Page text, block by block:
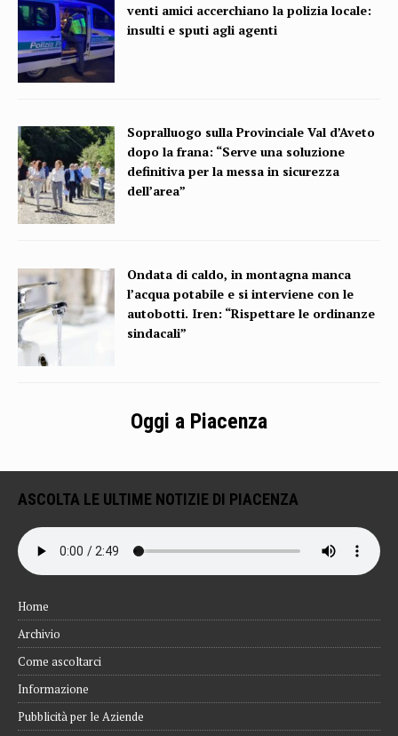
venti amici accerchiano la polizia locale:
insulti e sputi agli agenti
Sopralluogo sulla Provinciale Val d’Aveto
dopo la frana: “Serve una soluzione
definitiva per la messa in sicurezza
dell’area”
Ondata di caldo, in montagna manca
l’acqua potabile e si interviene con le
autobotti. Iren: “Rispettare le ordinanze
sindacali”
Oggi a Piacenza
ASCOLTA LE ULTIME NOTIZIE DI PIACENZA
Home
Archivio
Come ascoltarci
Informazione
Pubblicità per le Aziende